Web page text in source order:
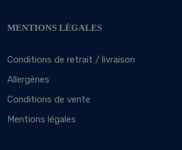
MENTIONS LÉGALES
Conditions de retrait / livraison
Allergènes
Conditions de vente
Mentions légales